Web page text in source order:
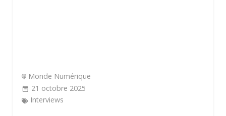
Monde Numérique
21 octobre 2025
Interviews